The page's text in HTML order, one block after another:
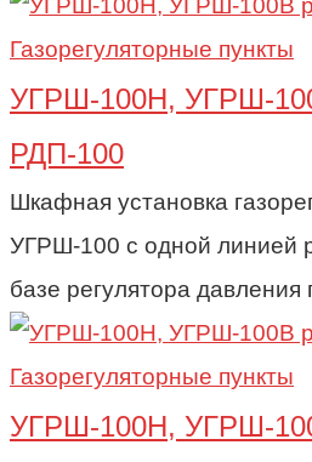
Газорегуляторные пункты
УГРШ-100Н, УГРШ-
РДП-100
Шкафная установка
УГРШ-100 с одной линией
базе регулятора давления
Газорегуляторные пункты
УГРШ-100Н, УГРШ-